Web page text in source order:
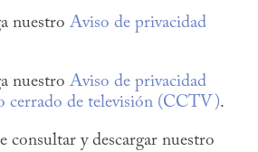
nuestroAviso de privacidad
nuestroAviso de privacidad
cerrado de televisión (CCTV).
consultar y descargar nuestro